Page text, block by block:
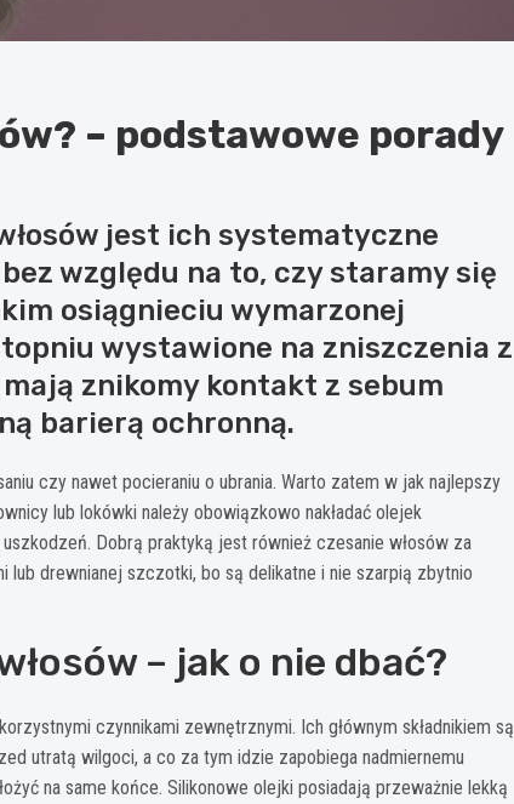
– podstawowe porady
jest ich systematyczne
względu na to, czy staramy się
osiągnieciu wymarzonej
wystawione na zniszczenia z
znikomy kontakt z sebum
barierą ochronną.
czy nawet pocieraniu o ubrania. Warto zatem w jak najlepszy
lub lokówki należy obowiązkowo nakładać olejek
Dobrą praktyką jest również czesanie włosów za
drewnianej szczotki, bo są delikatne i nie szarpią zbytnio
– jak o nie dbać?
czynnikami zewnętrznymi. Ich głównym składnikiem są
utratą wilgoci, a co za tym idzie zapobiega nadmiernemu
na same końce. Silikonowe olejki posiadają przeważnie lekką